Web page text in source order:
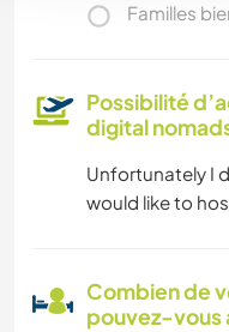
Familles
Possibilité
digital
Unfortunately I
would like to
Combien de
pouvez-vous